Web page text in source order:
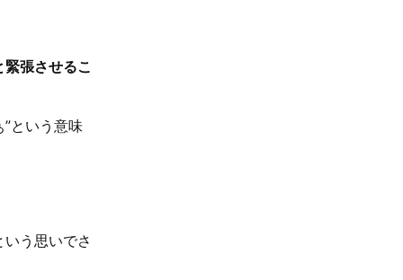
張させるこ
という意味
う思いでさ